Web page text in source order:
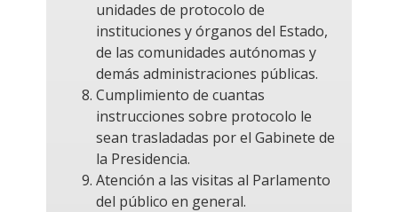
unidades de protocolo de
instituciones y órganos del Estado,
de las comunidades autónomas y
demás administraciones públicas.
Cumplimiento de cuantas
instrucciones sobre protocolo le
sean trasladadas por el Gabinete de
la Presidencia.
Atención a las visitas al Parlamento
del público en general.